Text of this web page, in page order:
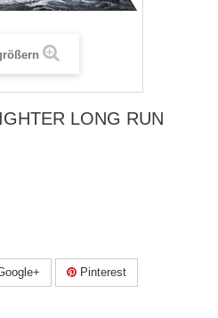
LONG RUN
Pinterest